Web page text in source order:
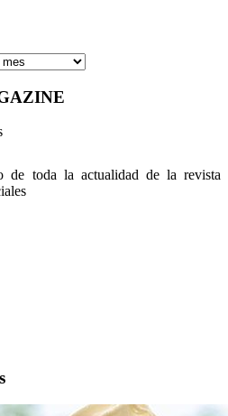
de toda la actualidad de la revista